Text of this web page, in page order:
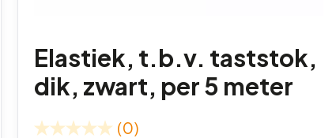
Elastiek, t.b.v. taststok,
dik, zwart, per 5 meter
(0)